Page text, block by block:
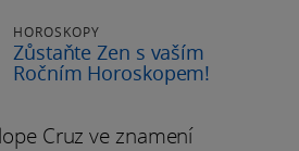
HOROSKOPY
Zůstaňte Zen s vaším
Ročním Horoskopem!
Cruz ve znamení